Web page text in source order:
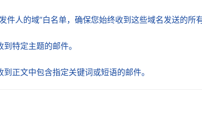
件人的域”白名单，确保您始终收到这些域名发送的所
特定主题的邮件。
正文中包含指定关键词或短语的邮件。